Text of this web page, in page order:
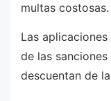
multas costosas.
Las
de las
descuentan de